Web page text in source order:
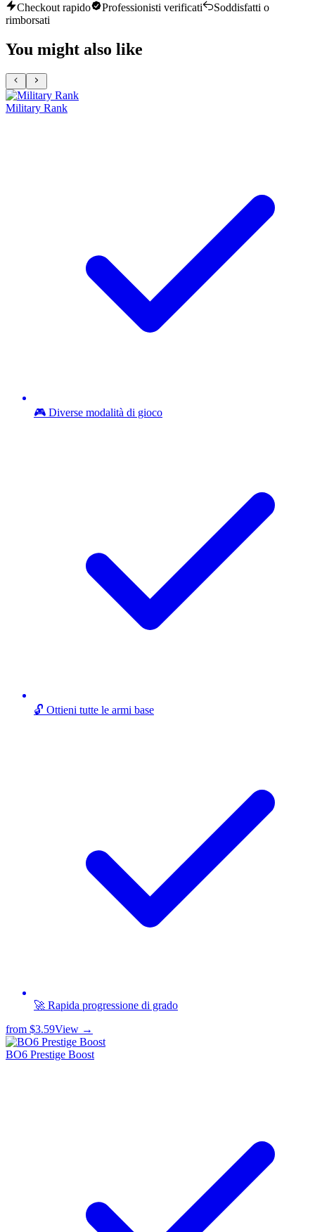
Checkout rapido Professionisti verificati
Soddisfatti o
rimborsati
You might also like
Military Rank
🎮 Diverse modalità di gioco
🔓 Ottieni tutte le armi base
🚀 Rapida progressione di grado
from $3.59View →
BO6 Prestige Boost